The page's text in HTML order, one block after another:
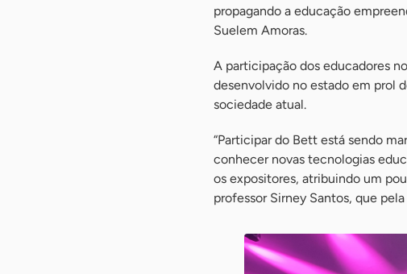
propagando a educação
Suelem Amoras.
A participação dos educadores
desenvolvido no estado em prol
sociedade atual.
“Participar do Bett está sendo
conhecer novas tecnologias
os expositores, atribuindo um
professor Sirney Santos, que